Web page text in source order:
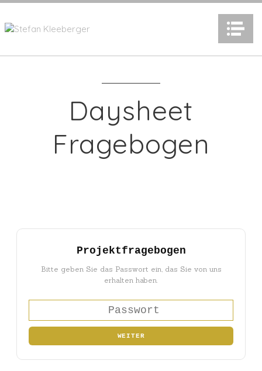
Daysheet
Fragebogen
Projektfragebogen
Bitte geben Sie das Passwort ein, das Sie von uns
erhalten haben.
WEITER